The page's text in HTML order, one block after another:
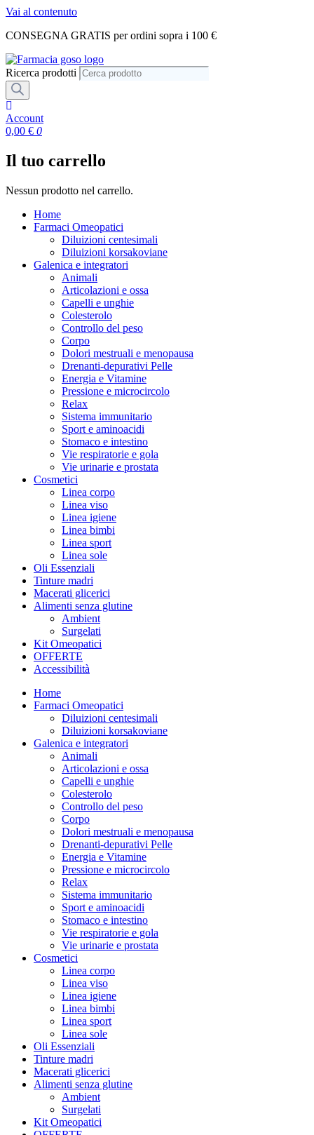
Vai al contenuto
CONSEGNA GRATIS per ordini sopra i 100 €
Ricerca prodotti
Account
0,00 € 0
Il tuo carrello
Nessun prodotto nel carrello.
Home
Farmaci Omeopatici
Diluizioni centesimali
Diluizioni korsakoviane
Galenica e integratori
Animali
Articolazioni e ossa
Capelli e unghie
Colesterolo
Controllo del peso
Corpo
Dolori mestruali e menopausa
Drenanti-depurativi Pelle
Energia e Vitamine
Pressione e microcircolo
Relax
Sistema immunitario
Sport e aminoacidi
Stomaco e intestino
Vie respiratorie e gola
Vie urinarie e prostata
Cosmetici
Linea corpo
Linea viso
Linea igiene
Linea bimbi
Linea sport
Linea sole
Oli Essenziali
Tinture madri
Macerati glicerici
Alimenti senza glutine
Ambient
Surgelati
Kit Omeopatici
OFFERTE
Accessibilità
Home
Farmaci Omeopatici
Diluizioni centesimali
Diluizioni korsakoviane
Galenica e integratori
Animali
Articolazioni e ossa
Capelli e unghie
Colesterolo
Controllo del peso
Corpo
Dolori mestruali e menopausa
Drenanti-depurativi Pelle
Energia e Vitamine
Pressione e microcircolo
Relax
Sistema immunitario
Sport e aminoacidi
Stomaco e intestino
Vie respiratorie e gola
Vie urinarie e prostata
Cosmetici
Linea corpo
Linea viso
Linea igiene
Linea bimbi
Linea sport
Linea sole
Oli Essenziali
Tinture madri
Macerati glicerici
Alimenti senza glutine
Ambient
Surgelati
Kit Omeopatici